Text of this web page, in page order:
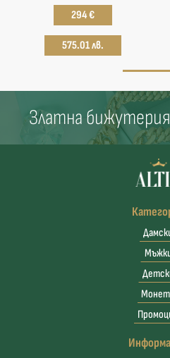
294 €
575.01 лв.
Златна бижутерия